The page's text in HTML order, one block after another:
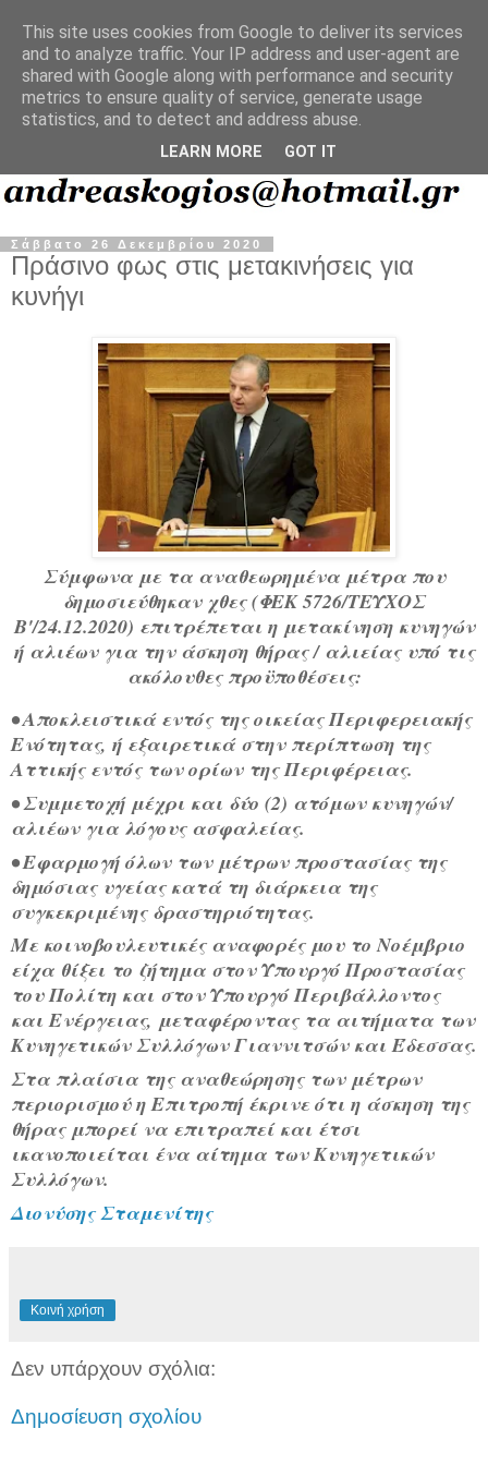
Σάββατο 26 Δεκεμβρίου 2020
Πράσινο φως στις μετακινήσεις για
κυνήγι
Σύμφωνα με τα αναθεωρημένα μέτρα που
δημοσιεύθηκαν χθες (ΦΕΚ 5726/ΤΕΥΧΟΣ
Β'/24.12.2020) επιτρέπεται η μετακίνηση κυνηγών
ή αλιέων για την άσκηση θήρας / αλιείας υπό τις
ακόλουθες προϋποθέσεις:
• Αποκλειστικά εντός της οικείας Περιφερειακής
Ενότητας, ή εξαιρετικά στην περίπτωση της
Αττικής εντός των ορίων της Περιφέρειας.
• Συμμετοχή μέχρι και δύο (2) ατόμων κυνηγών/
αλιέων για λόγους ασφαλείας.
• Εφαρμογή όλων των μέτρων προστασίας της
δημόσιας υγείας κατά τη διάρκεια της
συγκεκριμένης δραστηριότητας.
Με κοινοβουλευτικές αναφορές μου το Νοέμβριο
είχα θίξει το ζήτημα στον Υπουργό Προστασίας
του Πολίτη και στον Υπουργό Περιβάλλοντος
και Ενέργειας, μεταφέροντας τα αιτήματα των
Στα πλαίσια της αναθεώρησης των μέτρων
περιορισμού η Επιτροπή έκρινε ότι η άσκηση της
θήρας μπορεί να επιτραπεί και έτσι
ικανοποιείται ένα αίτημα των Κυνηγετικών
Συλλόγων.
Διονύσης Σταμενίτης
Κοινή χρήση
Δεν υπάρχουν σχόλια:
Δημοσίευση σχολίου
This site uses cookies from Google to deliver its services
and to analyze traffic. Your IP address and user-agent are
shared with Google along with performance and security
metrics to ensure quality of service, generate usage
statistics, and to detect and address abuse.
LEARN MORE GOT IT